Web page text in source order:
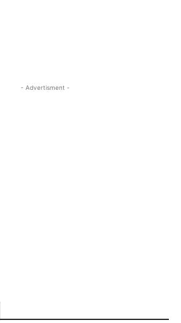
- Advertisment -